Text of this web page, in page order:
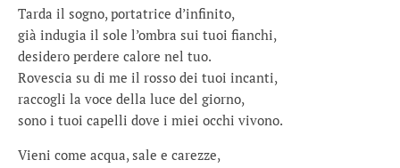
Tarda il sogno, portatrice d’infinito,
già indugia il sole l’ombra sui tuoi fianchi,
desidero perdere calore nel tuo.
Rovescia su di me il rosso dei tuoi incanti,
raccogli la voce della luce del giorno,
sono i tuoi capelli dove i miei occhi vivono.
Vieni come acqua, sale e carezze,